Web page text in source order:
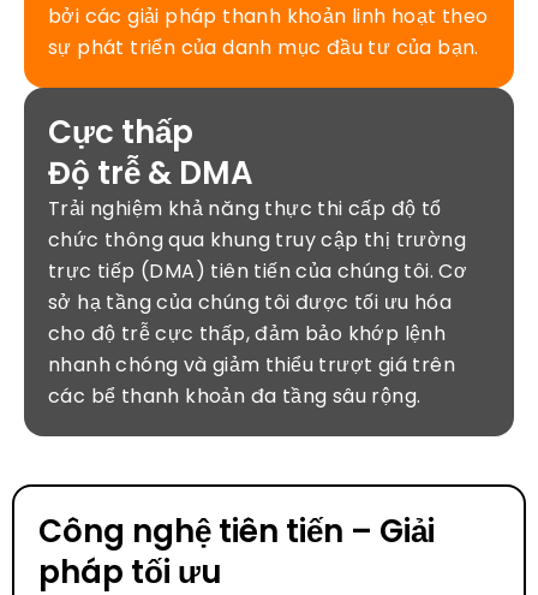
bởi các giải pháp thanh khoản linh hoạt theo
sự phát triển của danh mục đầu tư của bạn.
Cực thấp
Độ trễ & DMA
Trải nghiệm khả năng thực thi cấp độ tổ
chức thông qua khung truy cập thị trường
trực tiếp (DMA) tiên tiến của chúng tôi. Cơ
sở hạ tầng của chúng tôi được tối ưu hóa
cho độ trễ cực thấp, đảm bảo khớp lệnh
nhanh chóng và giảm thiểu trượt giá trên
các bể thanh khoản đa tầng sâu rộng.
Công nghệ tiên tiến – Giải
pháp tối ưu